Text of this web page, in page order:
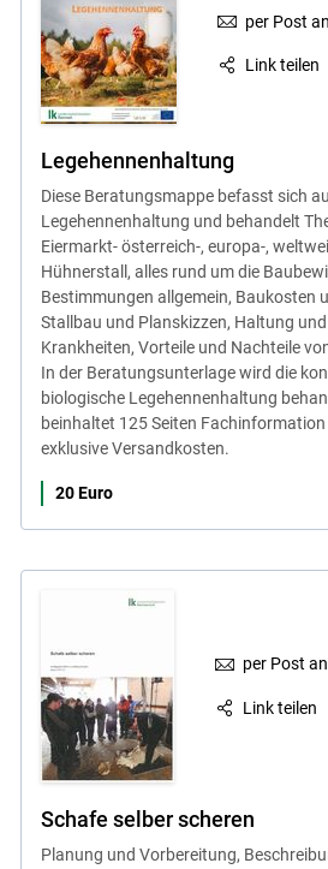
per Post
Link teilen
Legehennenhaltung
Diese Beratungsmappe befasst sich
Legehennenhaltung und behandelt
Eiermarkt- österreich-, europa-,
Hühnerstall, alles rund um die
Bestimmungen allgemein, Baukosten
Stallbau und Planskizzen, Haltung
Krankheiten, Vorteile und Nachteile
In der Beratungsunterlage wird die
biologische Legehennenhaltung
beinhaltet 125 Seiten
exklusive Versandkosten.
20 Euro
per Post
Link teilen
Schafe selber scheren
Planung und Vorbereitung,